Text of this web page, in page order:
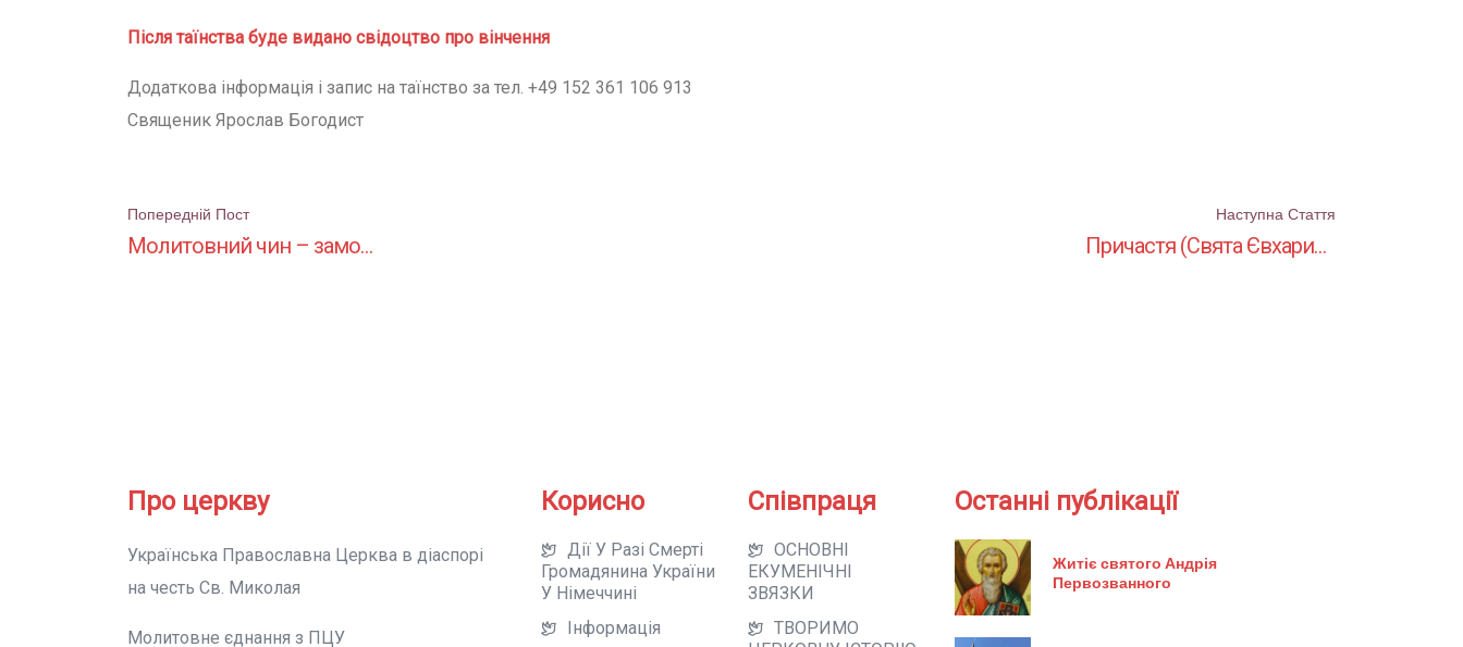
Після таїнства буде видано свідоцтво про вінчення
Додаткова інформація і запис на таїнство за тел. +49 152 361 106 913
Священик Ярослав Богодист
Поштова
навігація
Попередній Пост
Молитовний чин – замовити молитву (Гамбург)
Наступна Стаття
Причастя (Свята Євхаристія) в Гамбурзі
Про церкву
Українська Православна Церква в діаспорі
на честь Св. Миколая
Молитовне єднання з ПЦУ
Корисно
Дії У Разі Смерті
Громадянина України
У Німеччині
Інформація
Співпраця
ОСНОВНІ
ЕКУМЕНІЧНІ
ЗВЯЗКИ
ТВОРИМО
Останні публікації
Житіє святого Андрія
Первозванного